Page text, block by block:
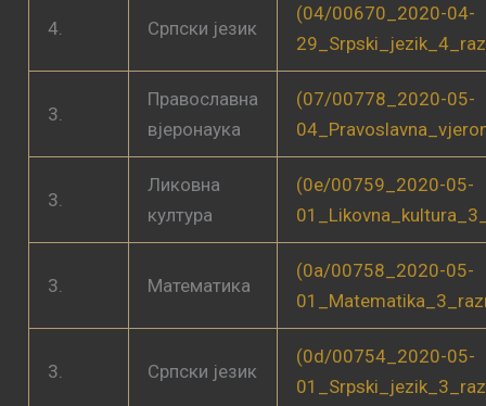
4. Српски језик
(04/00670_2020-04-
3.
Православна
вјеронаука
(07/00778_2020-05-
3.
Ликовна
култура
(0e/00759_2020-05-
3. Математика
(0a/00758_2020-05-
3. Српски језик
(0d/00754_2020-05-